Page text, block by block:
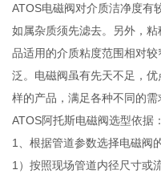
ATOS电磁阀对介质洁净度有
如属杂质须先滤去。另外，
品适用的介质粘度范围相对
泛。电磁阀虽有先天不足，
样的产品，满足各种不同的需
ATOS阿托斯电磁阀选型依据：
1、根据管道参数选择电磁阀
1）按照现场管道内径尺寸或